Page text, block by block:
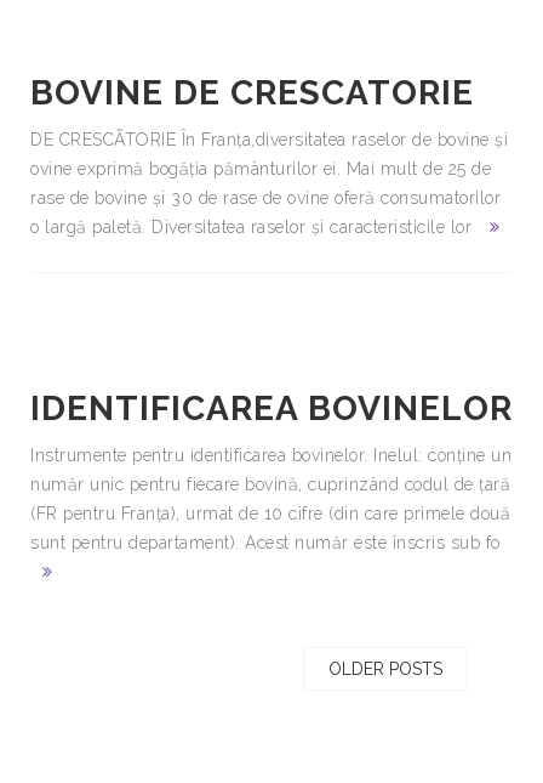
BOVINE DE CRESCATORIE
DE CRESCÃTORIE În Franţa,diversitatea raselor de bovine şi
ovine exprimă bogăţia pământurilor ei. Mai mult de 25 de
rase de bovine şi 30 de rase de ovine oferă consumatorilor
o largă paletă. Diversitatea raselor şi caracteristicile lor
IDENTIFICAREA BOVINELOR
Instrumente pentru identificarea bovinelor. Inelul: conţine un
număr unic pentru fiecare bovină, cuprinzând codul de ţară
(FR pentru Franţa), urmat de 10 cifre (din care primele două
sunt pentru departament). Acest număr este înscris sub fo
OLDER POSTS